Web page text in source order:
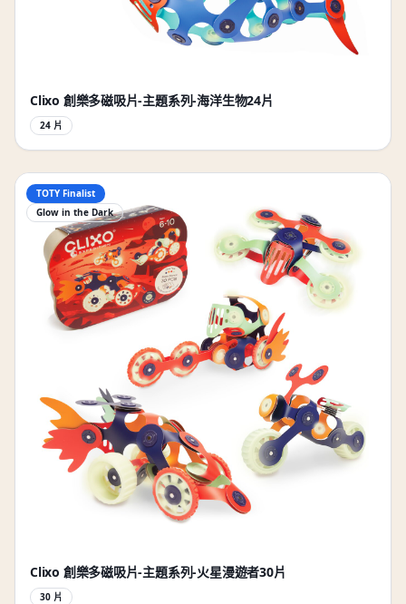
Clixo 創樂多磁吸片-主題系列-海洋生物24片
24 片
TOTY Finalist
Glow in the Dark
Clixo 創樂多磁吸片-主題系列-火星漫遊者30片
30 片